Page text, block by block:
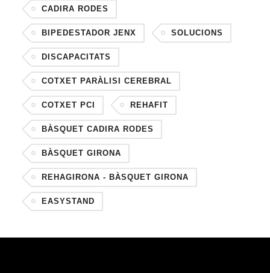
CADIRA RODES
BIPEDESTADOR JENX SOLUCIONS
DISCAPACITATS
COTXET PARÀLISI CEREBRAL
COTXET PCI REHAFIT
BÀSQUET CADIRA RODES
BÀSQUET GIRONA
REHAGIRONA - BÀSQUET GIRONA
EASYSTAND